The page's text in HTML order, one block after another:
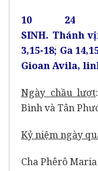
10 24 Tr
SINH. Thánh
3,15-18; Ga
Gioan Avila,
Ngày chầu lượt
Bình và Tân
Kỷ niệm ngày
Cha Phêrô